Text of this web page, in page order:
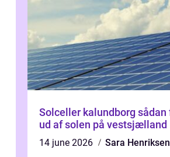
Solceller kalundborg sådan får du mest
ud af solen på vestsjælland
14 june 2026
Sara Henriksen